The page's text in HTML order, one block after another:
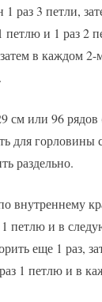
1 раз 3 петли,
петлю и 1 раз 2
в каждом 2-
см или 96
для
раздельно.
внутреннему
петлю и в
еще 1 раз,
1 петлю и в